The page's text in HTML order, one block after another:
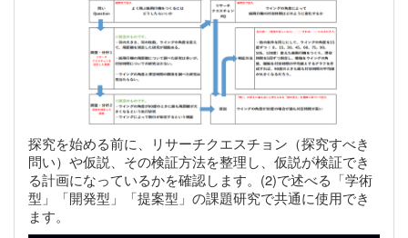
探究を始める前に、リサーチクエスチョン（探究すべき
問い）や仮説、その検証方法を整理し、仮説が検証でき
る計画になっているかを確認します。(2)で述べる「学術
型」「開発型」「提案型」の課題研究で共通に使用でき
ます。